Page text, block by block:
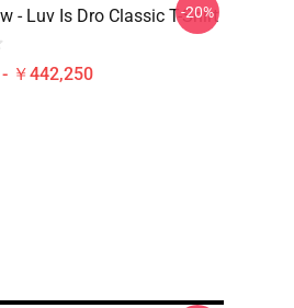
- Luv Is Dro Classic T-Shirt
￥442,250
-20%